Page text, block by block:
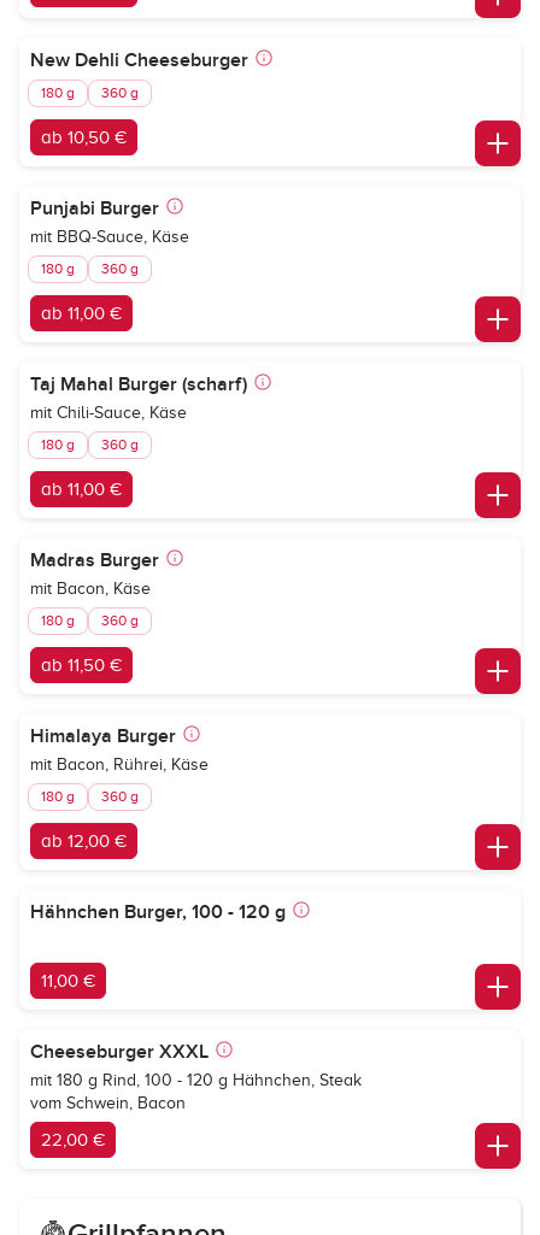
New Dehli Cheeseburger
180 g 360 g
ab 10,50 €
Punjabi Burger
mit BBQ-Sauce, Käse
180 g 360 g
ab 11,00 €
Taj Mahal Burger (scharf)
mit Chili-Sauce, Käse
180 g 360 g
ab 11,00 €
Madras Burger
mit Bacon, Käse
180 g 360 g
ab 11,50 €
Himalaya Burger
mit Bacon, Rührei, Käse
180 g 360 g
ab 12,00 €
Hähnchen Burger, 100 - 120 g
11,00 €
Cheeseburger XXXL
mit 180 g Rind, 100 - 120 g Hähnchen, Steak
vom Schwein, Bacon
22,00 €